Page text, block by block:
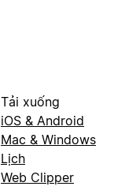
Tải xuống
iOS & Android
Mac & Windows
Lịch
Web Clipper